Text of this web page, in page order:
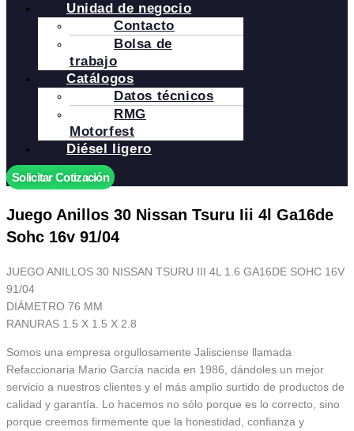
Unidad de negocio
Contacto
Bolsa de
trabajo
Catálogos
Datos técnicos
RMG
Motorfest
Diésel ligero
Solicitar Cotización
Juego Anillos 30 Nissan Tsuru Iii 4l Ga16de
Sohc 16v 91/04
JUEGO ANILLOS 30 NISSAN TSURU III 4L 1.6 GA16DE SOHC 16V
91/04
DIÁMETRO 76 MM
RANURAS 1.5 X 1.5 X 2.8
Somos una empresa orgullosamente Jalisciense llamada
Refaccionaria Mario García nacida en 1986, dándoles un mejor
servicio a nuestros clientes y el más amplio surtido de productos de
calidad y garantía. Lo hacemos no sólo porque es lo correcto, sino
porque creemos firmemente que la honestidad, confianza y